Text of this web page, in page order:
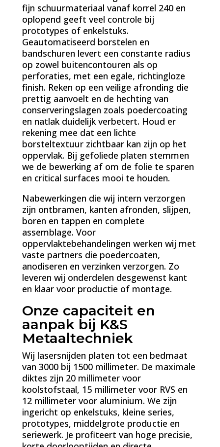
fijn schuurmateriaal vanaf korrel 240 en
oplopend geeft veel controle bij
prototypes of enkelstuks.
Geautomatiseerd borstelen en
bandschuren levert een constante radius
op zowel buitencontouren als op
perforaties, met een egale, richtingloze
finish. Reken op een veilige afronding die
prettig aanvoelt en de hechting van
conserveringslagen zoals poedercoating
en natlak duidelijk verbetert. Houd er
rekening mee dat een lichte
borsteltextuur zichtbaar kan zijn op het
oppervlak. Bij gefoliede platen stemmen
we de bewerking af om de folie te sparen
en critical surfaces mooi te houden.
Nabewerkingen die wij intern verzorgen
zijn ontbramen, kanten afronden, slijpen,
boren en tappen en complete
assemblage. Voor
oppervlaktebehandelingen werken wij met
vaste partners die poedercoaten,
anodiseren en verzinken verzorgen. Zo
leveren wij onderdelen desgewenst kant
en klaar voor productie of montage.
Onze capaciteit en
aanpak bij K&S
Metaaltechniek
Wij lasersnijden platen tot een bedmaat
van 3000 bij 1500 millimeter. De maximale
diktes zijn 20 millimeter voor
koolstofstaal, 15 millimeter voor RVS en
12 millimeter voor aluminium. We zijn
ingericht op enkelstuks, kleine series,
prototypes, middelgrote productie en
seriewerk. Je profiteert van hoge precisie,